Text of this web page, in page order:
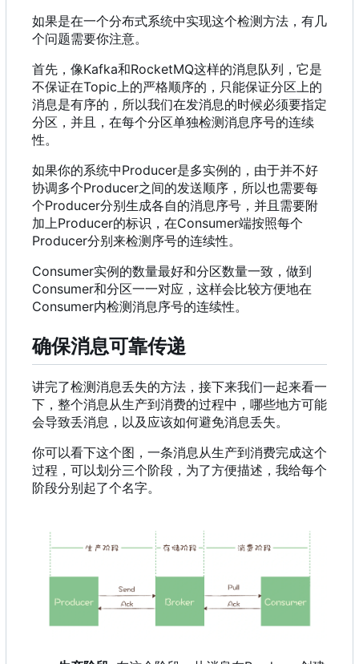
如果是在一个分布式系统中实现这个检测方法，有几
个问题需要你注意。
首先 ， 像Kafka和RocketMQ这样的消息队列 ， 它是
不保证在Topic上的严格顺序的 ， 只能保证分区上的
消息是有序的 ， 所以我们在发消息的时候必须要指定
分区 ， 并且 ， 在每个分区单独检测消息序号的连续
性。
如果你的系统中Producer是多实例的 ， 由于并不好
协调多个Producer之间的发送顺序 ， 所以也需要每
个Producer分别生成各自的消息序号 ， 并且需要附
加上Producer的标识 ， 在Consumer端按照每个
Producer分别来检测序号的连续性。
Consumer实例的数量最好和分区数量一致 ， 做到
Consumer和分区一一对应 ， 这样会比较方便地在
Consumer内检测消息序号的连续性。
确保消息可靠传递
讲完了检测消息丢失的方法，接下来我们一起来看一
下，整个消息从生产到消费的过程中，哪些地方可能
会导致丢消息，以及应该如何避免消息丢失。
你可以看下这个图，一条消息从生产到消费完成这个
过程，可以划分三个阶段，为了方便描述，我给每个
阶段分别起了个名字。